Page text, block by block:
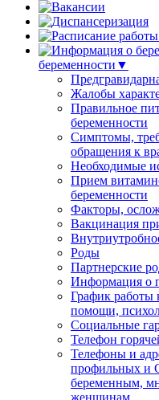
беременности▼
Жалобы
Правильное
беременности
Симптомы,
обращения к
Необходимые
Прием
беременности
Факторы,
Вакцинация
Роды
Партнерские
Информация о
График работы
помощи,
Социальные
Телефон
Телефоны и
профильных и
беременным,
женщинам